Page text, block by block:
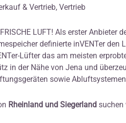
& Vertrieb, Vertrieb
LUFT! Als erster
definierte inVENTer
Lüfter das am meisten
in der Nähe von Jena und
sowie
Rheinland und Siegerland suchen